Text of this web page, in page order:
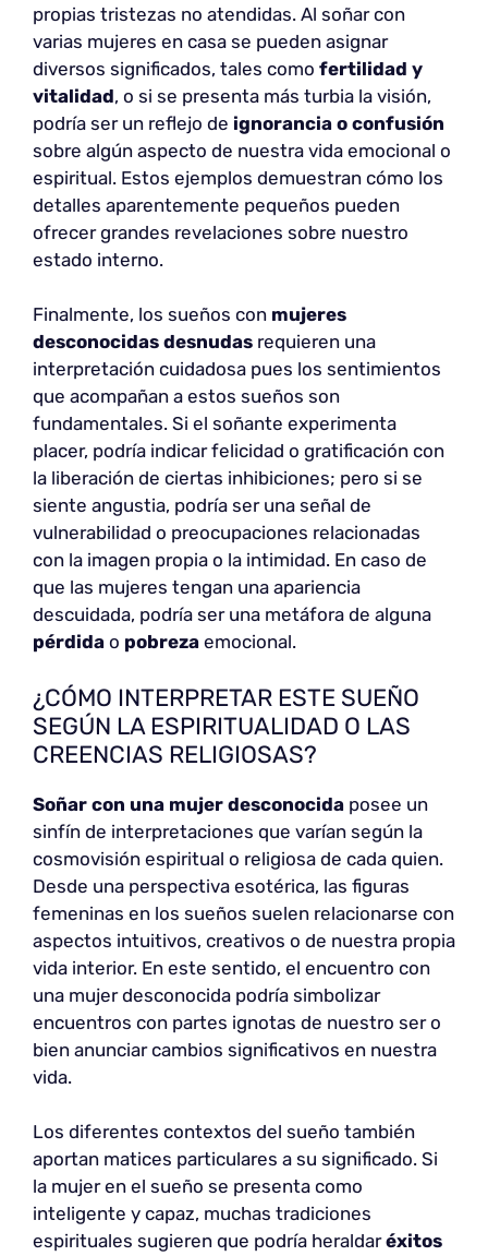
propias tristezas no atendidas. Al soñar con
varias mujeres en casa se pueden asignar
diversos significados, tales como fertilidad y
vitalidad, o si se presenta más turbia la visión,
podría ser un reflejo de ignorancia o confusión
sobre algún aspecto de nuestra vida emocional o
espiritual. Estos ejemplos demuestran cómo los
detalles aparentemente pequeños pueden
ofrecer grandes revelaciones sobre nuestro
estado interno.
Finalmente, los sueños con mujeres
desconocidas desnudas requieren una
interpretación cuidadosa pues los sentimientos
que acompañan a estos sueños son
fundamentales. Si el soñante experimenta
placer, podría indicar felicidad o gratificación con
la liberación de ciertas inhibiciones; pero si se
siente angustia, podría ser una señal de
vulnerabilidad o preocupaciones relacionadas
con la imagen propia o la intimidad. En caso de
que las mujeres tengan una apariencia
descuidada, podría ser una metáfora de alguna
pérdida o pobreza emocional.
¿CÓMO INTERPRETAR ESTE SUEÑO
SEGÚN LA ESPIRITUALIDAD O LAS
CREENCIAS RELIGIOSAS?
Soñar con una mujer desconocida posee un
sinfín de interpretaciones que varían según la
cosmovisión espiritual o religiosa de cada quien.
Desde una perspectiva esotérica, las figuras
femeninas en los sueños suelen relacionarse con
aspectos intuitivos, creativos o de nuestra propia
vida interior. En este sentido, el encuentro con
una mujer desconocida podría simbolizar
encuentros con partes ignotas de nuestro ser o
bien anunciar cambios significativos en nuestra
vida.
Los diferentes contextos del sueño también
aportan matices particulares a su significado. Si
la mujer en el sueño se presenta como
inteligente y capaz, muchas tradiciones
espirituales sugieren que podría heraldaréxitos